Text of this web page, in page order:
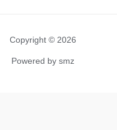
Copyright © 2026
Powered by smz